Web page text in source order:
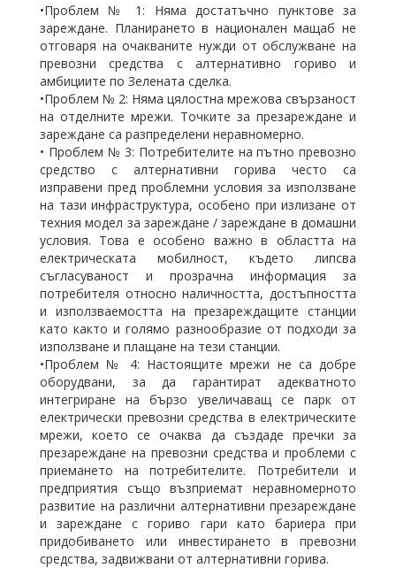
•Проблем № 1: Няма достатъчно пунктове за
зареждане. Планирането в национален мащаб не
отговаря на очакваните нужди от обслужване на
превозни средства с алтернативно гориво и
амбициите по Зелената сделка.
•Проблем № 2: Няма цялостна мрежова свързаност
на отделните мрежи. Точките за презареждане и
зареждане са разпределени неравномерно.
• Проблем № 3: Потребителите на пътно превозно
средство с алтернативни горива често са
изправени пред проблемни условия за използване
на тази инфраструктура, особено при излизане от
техния модел за зареждане / зареждане в домашни
условия. Това е особено важно в областта на
електрическата мобилност, където липсва
съгласуваност и прозрачна информация за
потребителя относно наличността, достъпността
и използваемостта на презареждащите станции
като както и голямо разнообразие от подходи за
използване и плащане на тези станции.
•Проблем № 4: Настоящите мрежи не са добре
оборудвани, за да гарантират адекватното
интегриране на бързо увеличаващ се парк от
електрически превозни средства в електрическите
мрежи, което се очаква да създаде пречки за
презареждане на превозни средства и проблеми с
приемането на потребителите. Потребители и
предприятия също възприемат неравномерното
развитие на различни алтернативни презареждане
и зареждане с гориво гари като бариера при
придобиването или инвестирането в превозни
средства, задвижвани от алтернативни горива.